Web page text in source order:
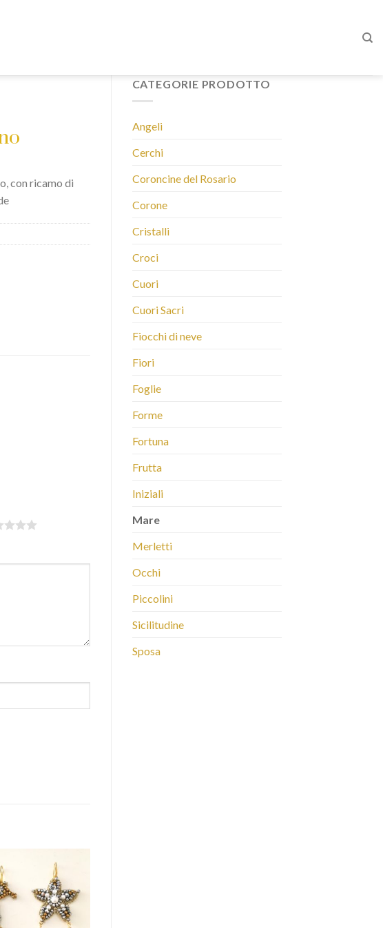
CATEGORIE PRODOTTO
Angeli
Cerchi
Coroncine del Rosario
Corone
Cristalli
Croci
Cuori
Cuori Sacri
Fiocchi di neve
Fiori
Foglie
Forme
Fortuna
Frutta
Iniziali
Mare
Merletti
Occhi
Piccolini
Sicilitudine
Sposa
con ricamo di